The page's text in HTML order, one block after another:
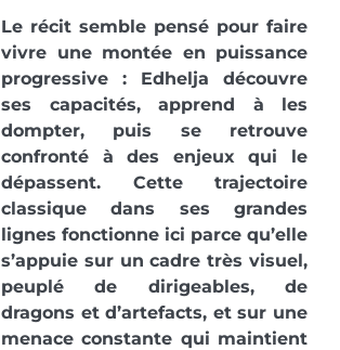
Le récit semble pensé pour faire
vivre une montée en puissance
progressive : Edhelja découvre
ses capacités, apprend à les
dompter, puis se retrouve
confronté à des enjeux qui le
dépassent. Cette trajectoire
classique dans ses grandes
lignes fonctionne ici parce qu’elle
s’appuie sur un cadre très visuel,
peuplé de dirigeables, de
dragons et d’artefacts, et sur une
menace constante qui maintient